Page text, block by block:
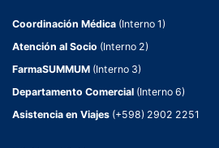
Coordinación Médica (Interno 1)
Atención al Socio (Interno 2)
FarmaSUMMUM (Interno 3)
Departamento Comercial (Interno 6)
Asistencia en Viajes (+598) 2902 2251